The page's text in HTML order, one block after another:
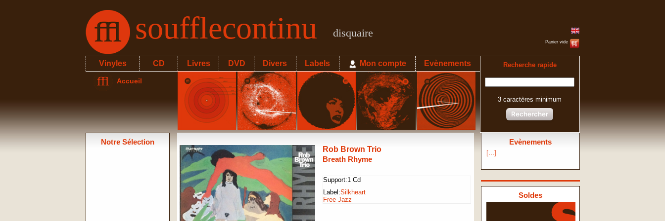
soufflecontinu disquaire
Panier vide
Vinyles CD Livres DVD Divers Labels Mon compte Evènements Recherche rapide
3 caractères minimum
Rechercher
Accueil
Evènements
[...]
Soldes
Notre Sélection
Rob Brown Trio
Breath Rhyme
Support:1 Cd
Label:Silkheart
Free Jazz